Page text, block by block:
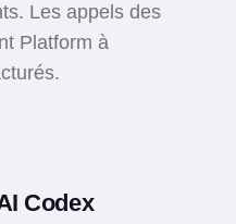
Les appels des
Platform à
Codex